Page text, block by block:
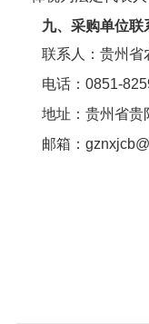
九、采购单位联
联系人：贵州省
电话：0851-
地址：贵州省贵
邮箱：